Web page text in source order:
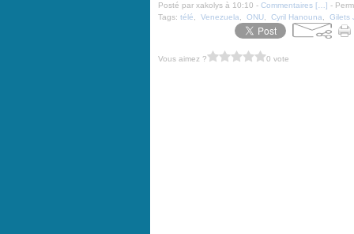
Posté par xakolys à 10:10 - Commentaires [… ] -
Tags: télé Venezuela ONU, Cyril Hanouna Gilets
Vous aimez ? 0 vote